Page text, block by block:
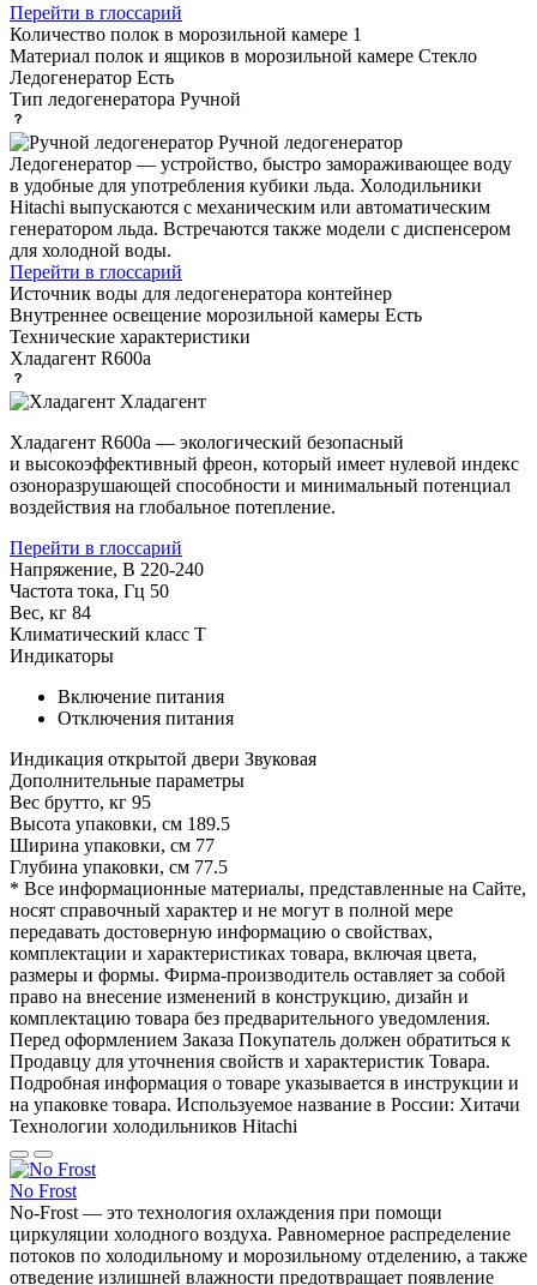
Перейти в глоссарий
Количество полок в морозильной камере 1
Материал полок и ящиков в морозильной камере Стекло
Ледогенератор Есть
Тип ледогенератора Ручной
Ручной ледогенератор
Ледогенератор — устройство, быстро замораживающее воду
в удобные для употребления кубики льда. Холодильники
Hitachi выпускаются с механическим или автоматическим
генератором льда. Встречаются также модели с диспенсером
для холодной воды.
Перейти в глоссарий
Источник воды для ледогенератора контейнер
Внутреннее освещение морозильной камеры Есть
Технические характеристики
Хладагент R600a
Хладагент
Хладагент R600a — экологический безопасный
и высокоэффективный фреон, который имеет нулевой индекс
озоноразрушающей способности и минимальный потенциал
воздействия на глобальное потепление.
Перейти в глоссарий
Напряжение, В 220-240
Частота тока, Гц 50
Вес, кг 84
Климатический класс T
Индикаторы
Включение питания
Отключения питания
Индикация открытой двери Звуковая
Дополнительные параметры
Вес брутто, кг 95
Высота упаковки, см 189.5
Ширина упаковки, см 77
Глубина упаковки, см 77.5
* Все информационные материалы, представленные на Сайте,
носят справочный характер и не могут в полной мере
передавать достоверную информацию о свойствах,
комплектации и характеристиках товара, включая цвета,
размеры и формы. Фирма-производитель оставляет за собой
право на внесение изменений в конструкцию, дизайн и
комплектацию товара без предварительного уведомления.
Перед оформлением Заказа Покупатель должен обратиться к
Продавцу для уточнения свойств и характеристик Товара.
Подробная информация о товаре указывается в инструкции и
на упаковке товара. Используемое название в России: Хитачи
Технологии холодильников Hitachi
No Frost
No-Frost — это технология охлаждения при помощи
циркуляции холодного воздуха. Равномерное распределение
потоков по холодильному и морозильному отделению, а также
отведение излишней влажности предотвращает появление